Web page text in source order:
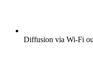
Diffusion via Wi-Fi